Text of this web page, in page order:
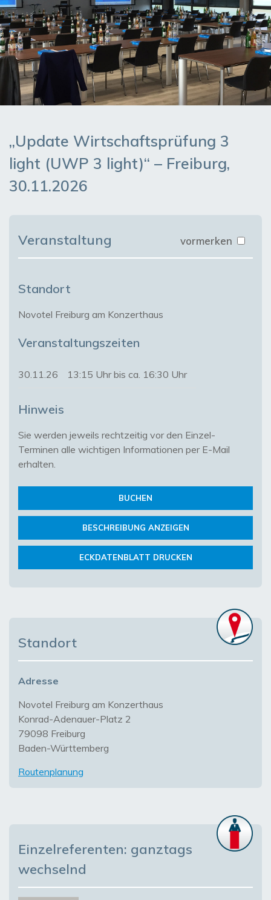
„Update Wirtschaftsprüfung 3
light (UWP 3 light)“ – Freiburg,
30.11.2026
Veranstaltung vormerken
Standort
Novotel Freiburg am Konzerthaus
Veranstaltungszeiten
30.11.26 13:15 Uhr bis ca. 16:30 Uhr
Hinweis
Sie werden jeweils rechtzeitig vor den Einzel-
Terminen alle wichtigen Informationen per E-Mail
erhalten.
BUCHEN
BESCHREIBUNG ANZEIGEN
ECKDATENBLATT DRUCKEN
Standort
Adresse
Novotel Freiburg am Konzerthaus
Konrad-Adenauer-Platz 2
79098 Freiburg
Baden-Württemberg
Routenplanung
Einzelreferenten: ganztags
wechselnd